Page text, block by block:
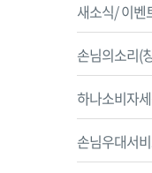
새소식/ 이벤
손님의소리(
하나소비자
손님우대서